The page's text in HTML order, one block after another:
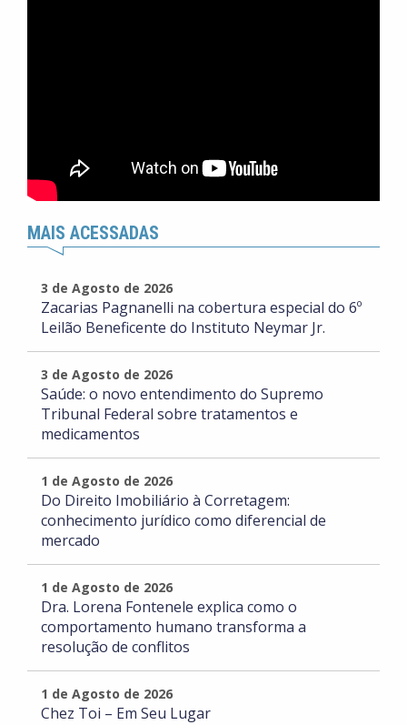
MAIS ACESSADAS
3 de Agosto de 2026
Zacarias Pagnanelli na cobertura especial do 6º
Leilão Beneficente do Instituto Neymar Jr.
3 de Agosto de 2026
Saúde: o novo entendimento do Supremo
Tribunal Federal sobre tratamentos e
medicamentos
1 de Agosto de 2026
Do Direito Imobiliário à Corretagem:
conhecimento jurídico como diferencial de
mercado
1 de Agosto de 2026
Dra. Lorena Fontenele explica como o
comportamento humano transforma a
resolução de conflitos
1 de Agosto de 2026
Chez Toi – Em Seu Lugar